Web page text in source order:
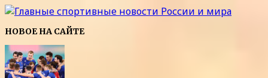
НОВОЕ НА САЙТЕ